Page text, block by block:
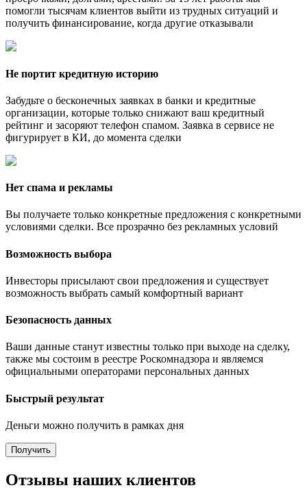
помогли тысячам клиентов выйти из трудных ситуаций и
получить финансирование, когда другие отказывали
Не портит кредитную историю
Забудьте о бесконечных заявках в банки и кредитные
организации, которые только снижают ваш кредитный
рейтинг и засоряют телефон спамом. Заявка в сервисе не
фигурирует в КИ, до момента сделки
Нет спама и рекламы
Вы получаете только конкретные предложения с конкретными
условиями сделки. Все прозрачно без рекламных условий
Возможность выбора
Инвесторы присылают свои предложения и существует
возможность выбрать самый комфортный вариант
Безопасность данных
Ваши данные станут известны только при выходе на сделку,
также мы состоим в реестре Роскомнадзора и являемся
официальными операторами персональных данных
Быстрый результат
Деньги можно получить в рамках дня
Получить
Отзывы наших клиентов